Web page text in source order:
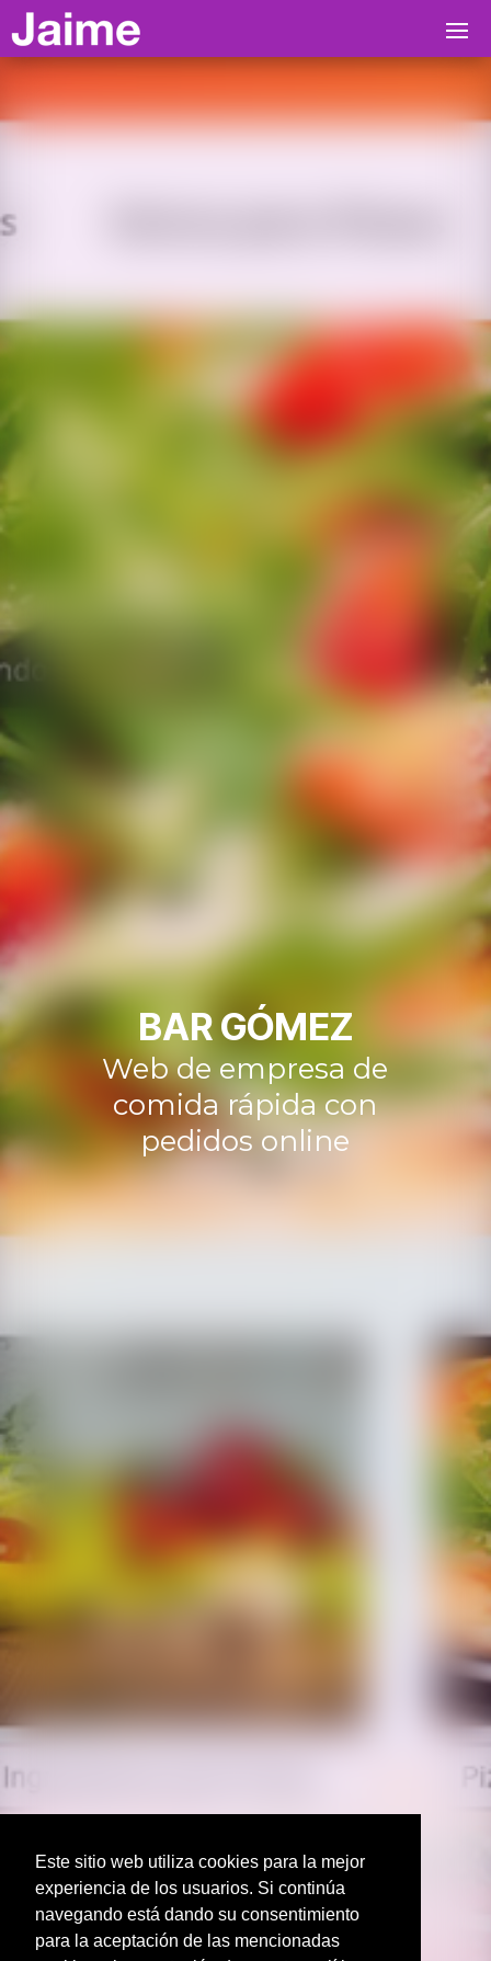
Este sitio web utiliza cookies para la mejor
experiencia de los usuarios. Si continúa
navegando está dando su consentimiento
para la aceptación de las mencionadas
BAR GÓMEZ
Web de empresa de
comida rápida con
pedidos online